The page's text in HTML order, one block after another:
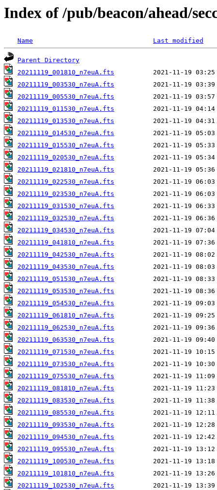
Index of /pub/beacon/ahead/
Name Last modified
Parent Directory
20211119_001810_n7euA.fts
20211119_003530_n7euA.fts
20211119_005530_n7euA.fts
20211119_011530_n7euA.fts
20211119_013530_n7euA.fts
20211119_014530_n7euA.fts
20211119_015530_n7euA.fts
20211119_020530_n7euA.fts
20211119_021810_n7euA.fts
20211119_022530_n7euA.fts
20211119_023530_n7euA.fts
20211119_031530_n7euA.fts
20211119_032530_n7euA.fts
20211119_034530_n7euA.fts
20211119_041810_n7euA.fts
20211119_042530_n7euA.fts
20211119_043530_n7euA.fts
20211119_051530_n7euA.fts
20211119_053530_n7euA.fts
20211119_054530_n7euA.fts
20211119_061810_n7euA.fts
20211119_062530_n7euA.fts
20211119_063530_n7euA.fts
20211119_071530_n7euA.fts
20211119_073530_n7euA.fts
20211119_075530_n7euA.fts
20211119_081810_n7euA.fts
20211119_083530_n7euA.fts
20211119_085530_n7euA.fts
20211119_093530_n7euA.fts
20211119_094530_n7euA.fts
20211119_095530_n7euA.fts
20211119_100530_n7euA.fts
20211119_101810_n7euA.fts
20211119_102530_n7euA.fts